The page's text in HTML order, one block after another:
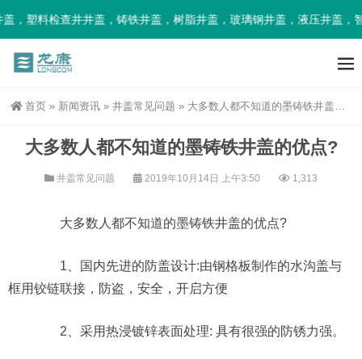
塑料检查井井盖，铸铁井盖，树脂井盖，玻璃钢井盖，液压井盖，
首页 » 新闻资讯 » 井盖常见问题 » 大多数人都不知道的墨铸铁井盖的优点?
大多数人都不知道的墨铸铁井盖的优点?
井盖常见问题 2019年10月14日 上午3:50 1,313
大多数人都不知道的墨铸铁井盖的优点?
1、国内先进的防盖设计:由钢格板制作的水沟盖与
框用铰链联接，防盗，安全，开启方便
2、采用热浸镀锌表面处理: 具有很强的防锈力强。